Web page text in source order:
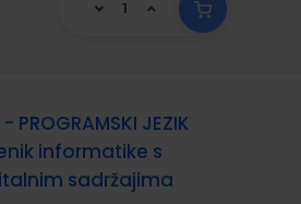
PROGRAMSKI JEZIK
informatike s
sadržajima